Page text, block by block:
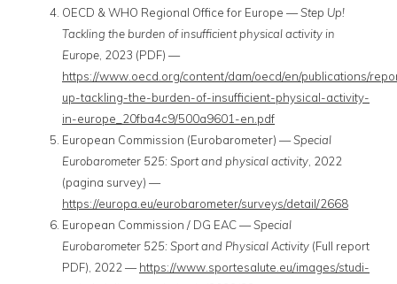
OECD & WHO Regional Office for Europe —Step Up!
Tackling the burden of insufficient physical activity in
Europe, 2023 (PDF) —
https://www.oecd.org/content/dam/oecd/en/publications/
up-tackling-the-burden-of-insufficient-physical-activity-
in-europe_20fba4c9/500a9601-en.pdf
European Commission (Eurobarometer) —Special
Eurobarometer 525: Sport and physical activity, 2022
(pagina survey) —
https://europa.eu/eurobarometer/surveys/detail/2668
European Commission / DG EAC —Special
Eurobarometer 525: Sport and Physical Activity (Full report
PDF), 2022 — https://www.sportesalute.eu/images/studi-